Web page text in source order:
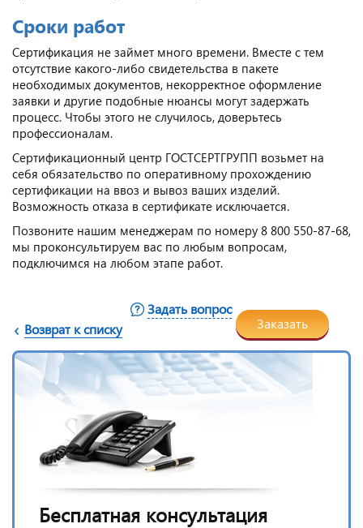
Сроки работ
Сертификация не займет много времени. Вместе с тем
отсутствие какого-либо свидетельства в пакете
необходимых документов, некорректное оформление
заявки и другие подобные нюансы могут задержать
процесс. Чтобы этого не случилось, доверьтесь
профессионалам.
Сертификационный центр ГОСТСЕРТГРУПП возьмет на
себя обязательство по оперативному прохождению
сертификации на ввоз и вывоз ваших изделий.
Возможность отказа в сертификате исключается.
Позвоните нашим менеджерам по номеру 8 800 550-87-68,
мы проконсультируем вас по любым вопросам,
подключимся на любом этапе работ.
Возврат к списку
Задать вопрос
Заказать
Бесплатная консультация